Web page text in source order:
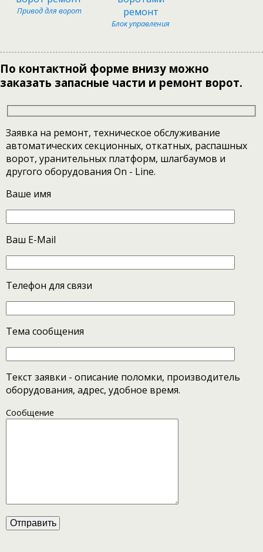
Привод для ворот
Блок управления
По контактной форме внизу можно
заказать запасные части и ремонт ворот.
Заявка на ремонт, техническое обслуживание
автоматических секционных, откатных, распашных
ворот, уранительных платформ, шлагбаумов и
другого оборудования On - Line.
Ваше имя
Ваш E-Mail
Телефон для связи
Тема сообщения
Текст заявки - описание поломки, производитель
оборудования, адрес, удобное время.
Сообщение